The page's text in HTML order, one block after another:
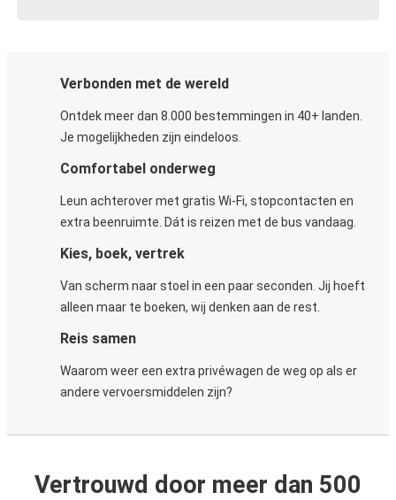
Verbonden met de wereld
Ontdek meer dan 8.000 bestemmingen in 40+ landen.
Je mogelijkheden zijn eindeloos.
Comfortabel onderweg
Leun achterover met gratis Wi-Fi, stopcontacten en
extra beenruimte. Dát is reizen met de bus vandaag.
Kies, boek, vertrek
Van scherm naar stoel in een paar seconden. Jij hoeft
alleen maar te boeken, wij denken aan de rest.
Reis samen
Waarom weer een extra privéwagen de weg op als er
andere vervoersmiddelen zijn?
Vertrouwd door meer dan 500